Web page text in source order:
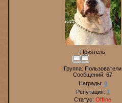
Приятель
Группа: Пользователи
Сообщений:67
Награды: 0
Репутация: 1
Статус:Offline